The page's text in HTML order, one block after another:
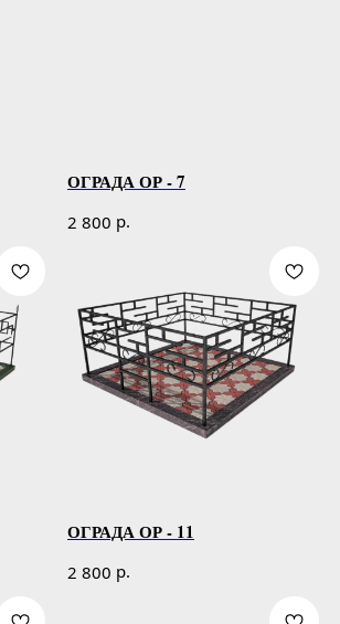
ОГРАДА ОР - 7
2 800 р.
ОГРАДА ОР - 11
2 800 р.